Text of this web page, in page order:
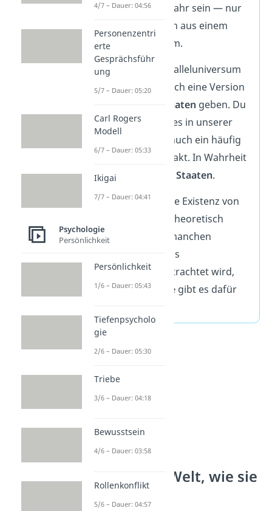
sollen eigentlich wahr sein — nur
eben Erinnerungen aus einem
anderen Universum.
In solch einem Paralleluniversum
könnte es dann auch eine Version
52 Staaten geben. Du
dachtest, so wäre es in unserer
Welt? Tatsächlich auch ein häufig
falsch erinnerter Fakt. In Wahrheit
hat die USA nur
50 Staaten.
Aber auch wenn die Existenz von
Paralleluniversen theoretisch
möglich und von manchen
Forschern sogar als
wahrscheinlich betrachtet wird,
empirische Belegegibt es dafür
Erinnere die Welt, wie sie
dir gefällt
4/7 – Dauer: 04:56
Personenzentri
erte
Gesprächsführ
ung
5/7 – Dauer: 05:20
Carl Rogers
Modell
6/7 – Dauer: 05:33
Ikigai
7/7 – Dauer: 04:41
Psychologie
Persönlichkeit
Persönlichkeit
1/6 – Dauer: 05:43
Tiefenpsycholo
gie
2/6 – Dauer: 05:30
Triebe
3/6 – Dauer: 04:18
Bewusstsein
4/6 – Dauer: 03:58
Rollenkonflikt
5/6 – Dauer: 04:57